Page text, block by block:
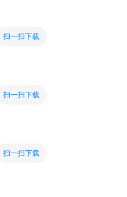
扫一扫下载
扫一扫下载
扫一扫下载